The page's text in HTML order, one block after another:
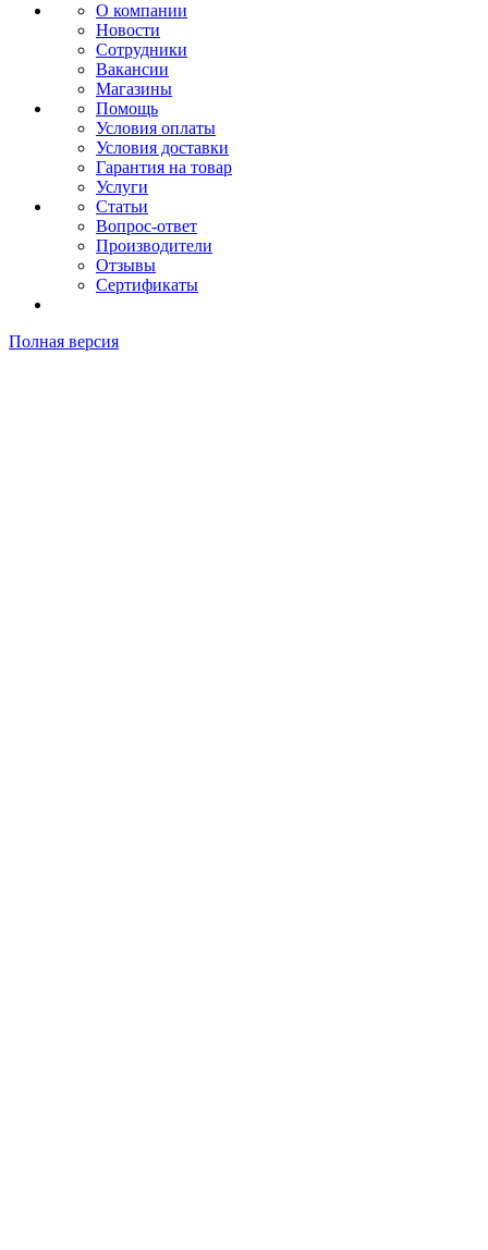
О компании
Новости
Сотрудники
Вакансии
Магазины
Помощь
Условия оплаты
Условия доставки
Гарантия на товар
Услуги
Статьи
Вопрос-ответ
Производители
Отзывы
Сертификаты
Полная версия